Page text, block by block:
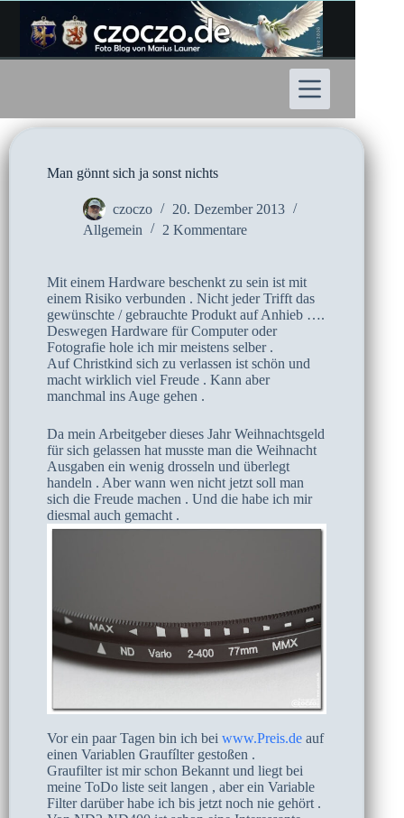
Inhalt
springen
Man gönnt sich ja sonst nichts
czoczo
20. Dezember 2013
Allgemein
2 Kommentare
Mit einem Hardware beschenkt zu sein ist mit
einem Risiko verbunden . Nicht jeder Trifft das
gewünschte / gebrauchte Produkt auf Anhieb ….
Deswegen Hardware für Computer oder
Fotografie hole ich mir meistens selber .
Auf Christkind sich zu verlassen ist schön und
macht wirklich viel Freude . Kann aber
manchmal ins Auge gehen .
Da mein Arbeitgeber dieses Jahr Weihnachtsgeld
für sich gelassen hat musste man die Weihnacht
Ausgaben ein wenig drosseln und überlegt
handeln . Aber wann wen nicht jetzt soll man
sich die Freude machen . Und die habe ich mir
diesmal auch gemacht .
Vor ein paar Tagen bin ich bei www.Preis.de auf
einen Variablen Graufílter gestoßen .
Graufilter ist mir schon Bekannt und liegt bei
meine ToDo liste seit langen , aber ein Variable
Filter darüber habe ich bis jetzt noch nie gehört .